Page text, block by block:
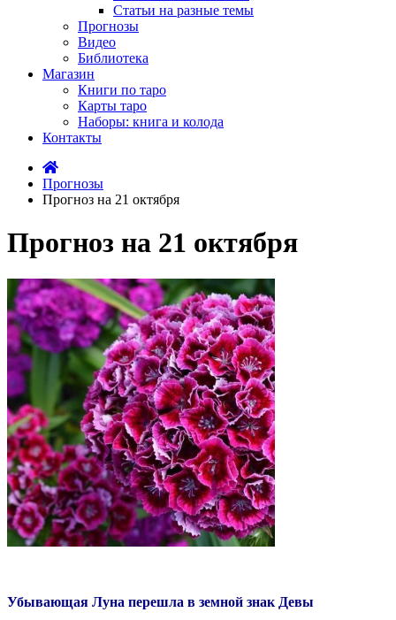
Статьи на разные темы
Прогнозы
Видео
Библиотека
Магазин
Книги по таро
Карты таро
Наборы: книга и колода
Контакты
Прогнозы
Прогноз на 21 октября
Прогноз на 21 октября
Убывающая Луна перешла в земной знак Девы